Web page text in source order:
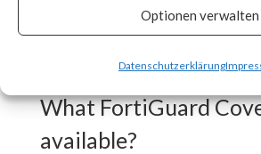
Optionen verwalten
Datenschutzerklärung
made available and
What FortiGuard
available?